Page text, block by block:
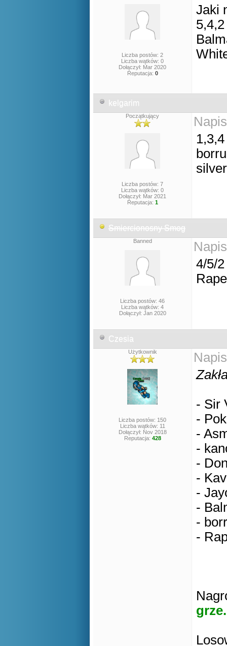
Liczba postów: 2
Liczba wątków: 0
Dołączył: Mar 2020
Reputacja: 0
Jaki
5,4,2
kelgarim
Początkujący
Liczba postów: 7
Liczba wątków: 0
Dołączył: Mar 2021
Reputacja: 1
1,3,4
silver
Smiercionosny Smog
Banned
Liczba postów: 46
Liczba wątków: 4
Dołączył: Jan 2020
4/5/
Czesia
Użytkownik
Liczba postów: 150
Liczba wątków: 11
Dołączył: Nov 2018
Reputacja: 428
- Sir
-
-
-
-
-
-
-
-
-
grze.